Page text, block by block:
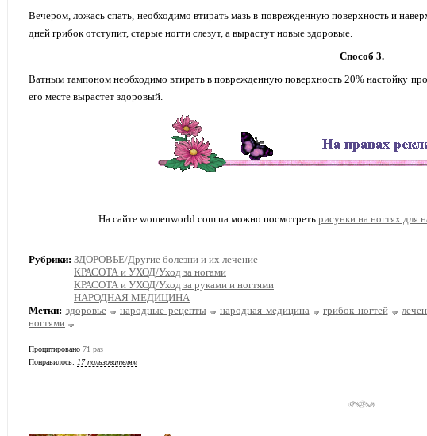
Вечером, ложась спать, необходимо втирать мазь в поврежденную поверхность и
дней грибок отступит, старые ногти слезут, а вырастут новые здоровые.
Способ 3.
Ватным тампоном необходимо втирать в поврежденную поверхность 20% настойку
его месте вырастет здоровый.
На сайте womenworld.com.ua можно посмотреть рисунки на ногтях для
Рубрики: ЗДОРОВЬЕ/Другие болезни и их лечение
КРАСОТА и УХОД/Уход за ногами
КРАСОТА и УХОД/Уход за руками и ногтями
НАРОДНАЯ МЕДИЦИНА
Метки: здоровье народные рецепты народная медицина грибок ногтей
ногтями
Процитировано 71 раз
Понравилось: 17 пользователям